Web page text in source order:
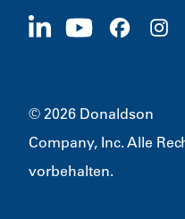
Nachhaltigkeit
1400 W 94th
© 2026 Donaldson
Company, Inc. Alle
vorbehalten.